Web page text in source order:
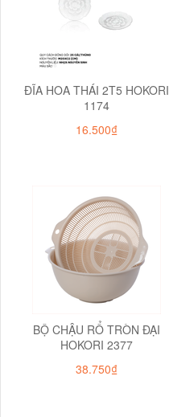
ĐĨA HOA THÁI 2T5 HOKORI
1174
16.500₫
BỘ CHẬU RỔ TRÒN ĐẠI
HOKORI 2377
38.750₫